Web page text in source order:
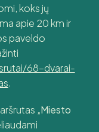
koks jų
apie 20 km ir
paveldo
68-dvarai-
.
„Miesto